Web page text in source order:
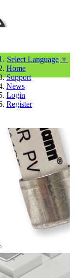
Select Language ▼
Home
Support
News
Login
Register